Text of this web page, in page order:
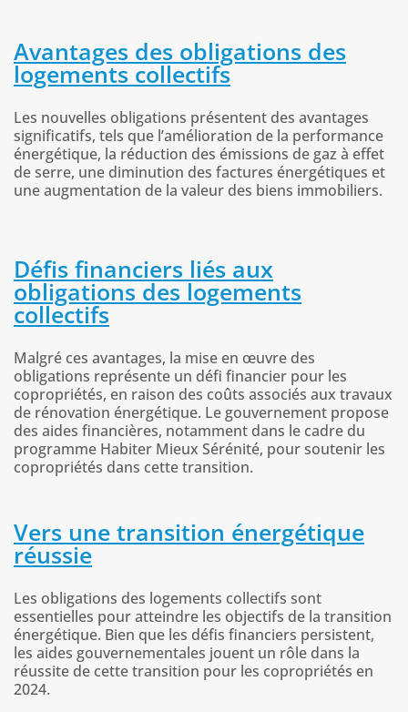
Avantages des obligations des
logements collectifs
Les nouvelles obligations présentent des avantages
significatifs, tels que l’amélioration de la performance
énergétique, la réduction des émissions de gaz à effet
de serre, une diminution des factures énergétiques et
une augmentation de la valeur des biens immobiliers.
Défis financiers liés aux
obligations des logements
collectifs
Malgré ces avantages, la mise en œuvre des
obligations représente un défi financier pour les
copropriétés, en raison des coûts associés aux travaux
de rénovation énergétique. Le gouvernement propose
des aides financières, notamment dans le cadre du
programme Habiter Mieux Sérénité, pour soutenir les
copropriétés dans cette transition.
Vers une transition énergétique
réussie
Les obligations des logements collectifs sont
essentielles pour atteindre les objectifs de la transition
énergétique. Bien que les défis financiers persistent,
les aides gouvernementales jouent un rôle dans la
réussite de cette transition pour les copropriétés en
2024.